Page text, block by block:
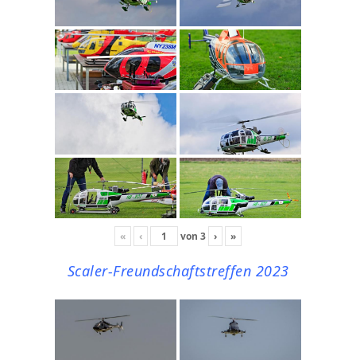
« ‹ von 3 › »
Scaler-Freundschaftstreffen 2023